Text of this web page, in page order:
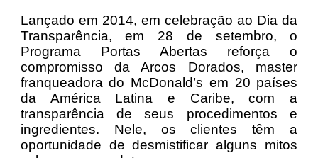
Lançado em 2014, em celebração ao Dia da
Transparência, em 28 de setembro, o
Programa Portas Abertas reforça o
compromisso da Arcos Dorados, master
franqueadora do McDonald’s em 20 países
da América Latina e Caribe, com a
transparência de seus procedimentos e
ingredientes. Nele, os clientes têm a
oportunidade de desmistificar alguns mitos